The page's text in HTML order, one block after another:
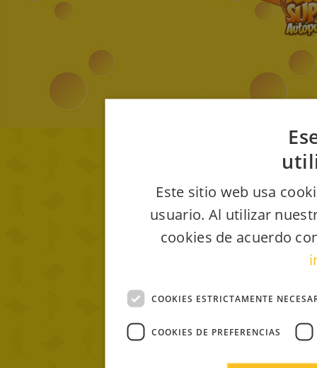
Este sitio web usa
usuario. Al utilizar
cookies de acuerdo
COOKIES ESTRICTAMENTE
COOKIES DE PREFERENCIAS